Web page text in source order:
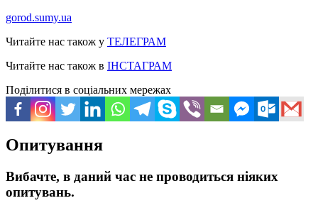
gorod.sumy.ua
Читайте нас також у ТЕЛЕГРАМ
Читайте нас також в ІНСТАГРАМ
Поділитися в соціальних мережах
Опитування
Вибачте, в даний час не проводиться ніяких
опитувань.